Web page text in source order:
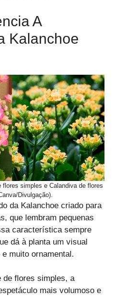
A
Kalanchoe
flores simples e Calandiva de flores
Divulgação).
da Kalanchoe criado para
que lembram pequenas
característica sempre
dá à planta um visual
muito ornamental.
de flores simples, a
mais volumoso e